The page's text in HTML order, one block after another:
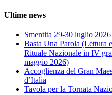
Ultime news
Smentita 29-30 luglio
Basta Una Parola (Lettura
Rituale Nazionale in IV
maggio 2026)
Accoglienza del Gran
d’Italia
Tavola per la Tornata